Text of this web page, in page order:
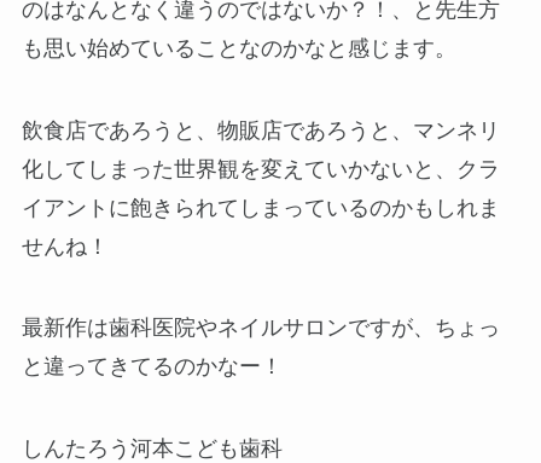
のはなんとなく違うのではないか？！、と先生方
も思い始めていることなのかなと感じます。
飲食店であろうと、物販店であろうと、マンネリ
化してしまった世界観を変えていかないと、クラ
イアントに飽きられてしまっているのかもしれま
せんね！
最新作は歯科医院やネイルサロンですが、ちょっ
と違ってきてるのかなー！
しんたろう河本こども歯科